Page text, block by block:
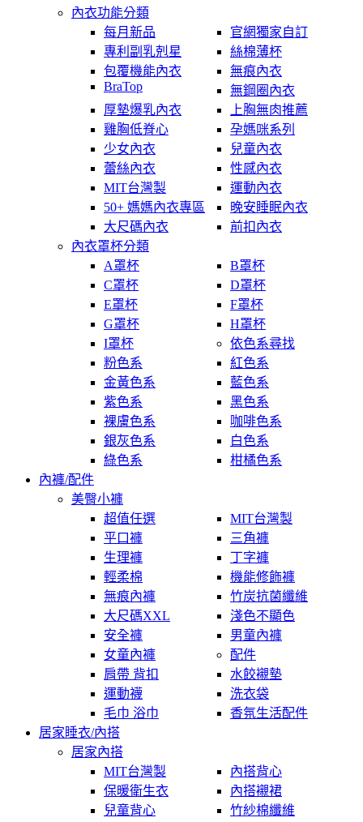
內衣功能分類
每月新品
官網獨家自訂
專利副乳剋星
絲棉薄杯
包覆機能內衣
無痕內衣
BraTop
無鋼圈內衣
厚墊爆乳內衣
上胸無肉推薦
雞胸低脊心
孕媽咪系列
少女內衣
兒童內衣
蕾絲內衣
性感內衣
MIT台灣製
運動內衣
50+ 媽媽內衣專區
晚安睡眠內衣
大尺碼內衣
前扣內衣
內衣罩杯分類
A罩杯
B罩杯
C罩杯
D罩杯
E罩杯
F罩杯
G罩杯
H罩杯
I罩杯
依色系尋找
粉色系
紅色系
金黃色系
藍色系
紫色系
黑色系
裸膚色系
咖啡色系
銀灰色系
白色系
綠色系
柑橘色系
內褲/配件
美臀小褲
超值任選
MIT台灣製
平口褲
三角褲
生理褲
丁字褲
輕柔棉
機能修飾褲
無痕內褲
竹炭抗菌纖維
大尺碼XXL
淺色不顯色
安全褲
男童內褲
女童內褲
配件
肩帶 背扣
水餃襯墊
運動襪
洗衣袋
毛巾 浴巾
香氛生活配件
居家睡衣/內搭
居家內搭
MIT台灣製
內搭背心
保暖衛生衣
內搭襯裙
兒童背心
竹紗棉纖維